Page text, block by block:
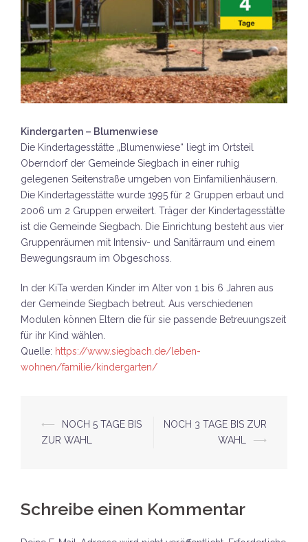
Kindergarten – Blumenwiese
Die Kindertagesstätte „Blumenwiese“ liegt im Ortsteil
Oberndorf der Gemeinde Siegbach in einer ruhig
gelegenen Seitenstraße umgeben von Einfamilienhäusern.
Die Kindertagesstätte wurde 1995 für 2 Gruppen erbaut und
2006 um 2 Gruppen erweitert. Träger der Kindertagesstätte
ist die Gemeinde Siegbach. Die Einrichtung besteht aus vier
Gruppenräumen mit Intensiv- und Sanitärraum und einem
Bewegungsraum im Obgeschoss.
In der KiTa werden Kinder im Alter von 1 bis 6 Jahren aus
der Gemeinde Siegbach betreut. Aus verschiedenen
Modulen können Eltern die für sie passende Betreuungszeit
für ihr Kind wählen.
Quelle: https://www.siegbach.de/leben-
wohnen/familie/kindergarten/
Beitrags-
Navigation
⟵
NOCH 5 TAGE BIS
ZUR WAHL
NOCH 3 TAGE BIS ZUR
WAHL
⟶
Schreibe einen Kommentar